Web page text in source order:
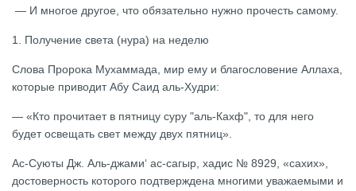
— И многое другое, что обязательно нужно прочесть самому.
1. Получение света (нура) на неделю
Слова Пророка Мухаммада, мир ему и благословение Аллаха,
которые приводит Абу Саид аль-Худри:
— «Кто прочитает в пятницу суру "аль-Кахф", то для него
будет освещать свет между двух пятниц».
Ас-Суюты Дж. Аль-джами‘ ас-сагыр, хадис № 8929, «сахих»,
достоверность которого подтверждена многими уважаемыми и